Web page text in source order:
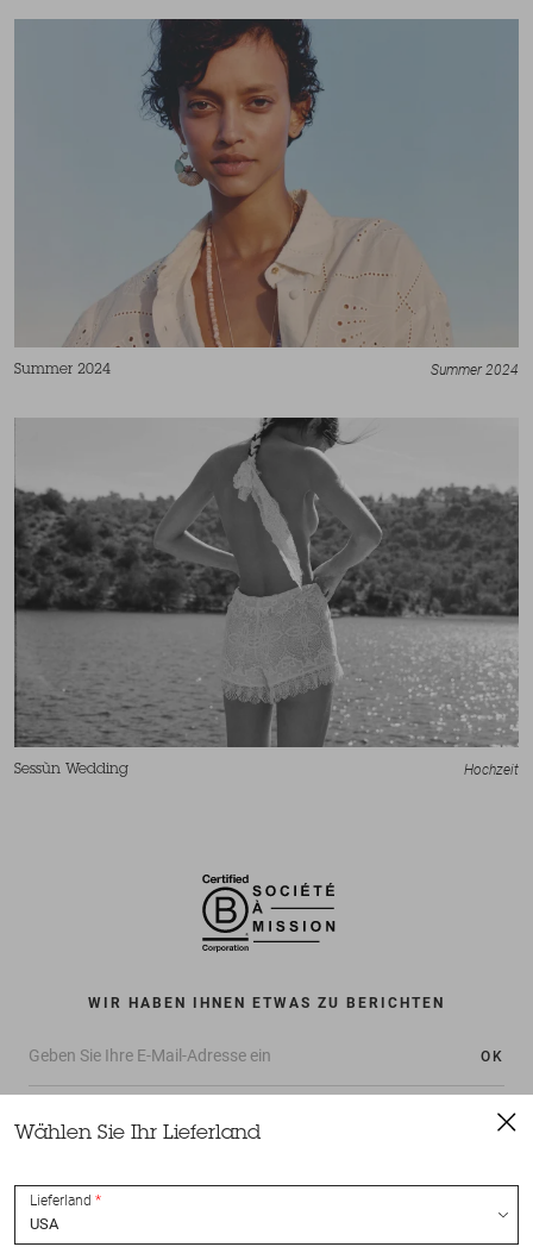
Summer 2024 Summer 2024
Sessùn Wedding Hochzeit
WIR HABEN IHNEN ETWAS ZU BERICHTEN
OK
Wählen Sie Ihr Lieferland
Lieferland